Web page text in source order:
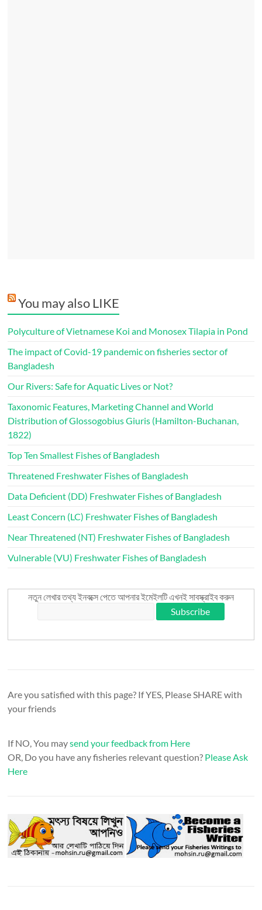
You may also LIKE
Polyculture of Vietnamese Koi and Monosex Tilapia in Pond
The impact of Covid-19 pandemic on fisheries sector of
Bangladesh
Our Rivers: Safe for Aquatic Lives or Not?
Taxonomic Features, Marketing Channel and World
Distribution of Glossogobius Giuris (Hamilton-Buchanan,
1822)
Top Ten Smallest Fishes of Bangladesh
Threatened Freshwater Fishes of Bangladesh
Data Deficient (DD) Freshwater Fishes of Bangladesh
Least Concern (LC) Freshwater Fishes of Bangladesh
Near Threatened (NT) Freshwater Fishes of Bangladesh
Vulnerable (VU) Freshwater Fishes of Bangladesh
নতুন লেখার তথ্য ইনবক্সে পেতে আপনার ইমেইলটি এখনই সাবস্ক্রাইব করুন
Are you satisfied with this page? If YES, Please SHARE with
your friends
If NO, You maysend your feedback from Here
OR, Do you have any fisheries relevant question? Please Ask
Here